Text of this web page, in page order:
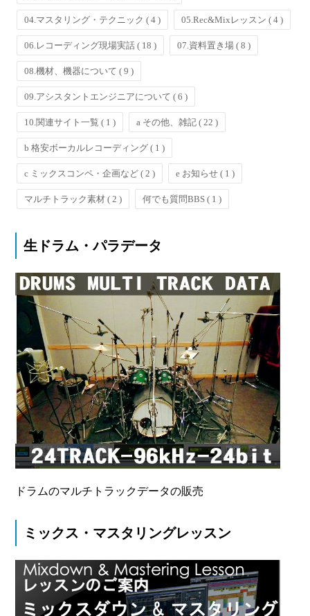
04.マスタリング・テクニック( 4 ) 05.Rec&Mixレッスン( 4 )
06.レコーディング現場実話( 18 ) 07.資料置き場( 8 )
08.機材、機器について( 9 )
09.アシスタントエンジニアについて( 6 )
10.関連サイト一覧( 1 ) a その他、雑記( 22 )
b 格安ボーカルレコーディング( 1 )
c ミックスコンペ・企画など( 2 ) e お知らせ( 1 )
マルチトラック素材( 2 ) 何でも質問BBS( 1 )
生ドラム・パラデータ
ドラムのマルチトラックデータの販売
ミックス・マスタリングレッスン